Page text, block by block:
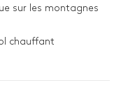
sur les montagnes
chauffant